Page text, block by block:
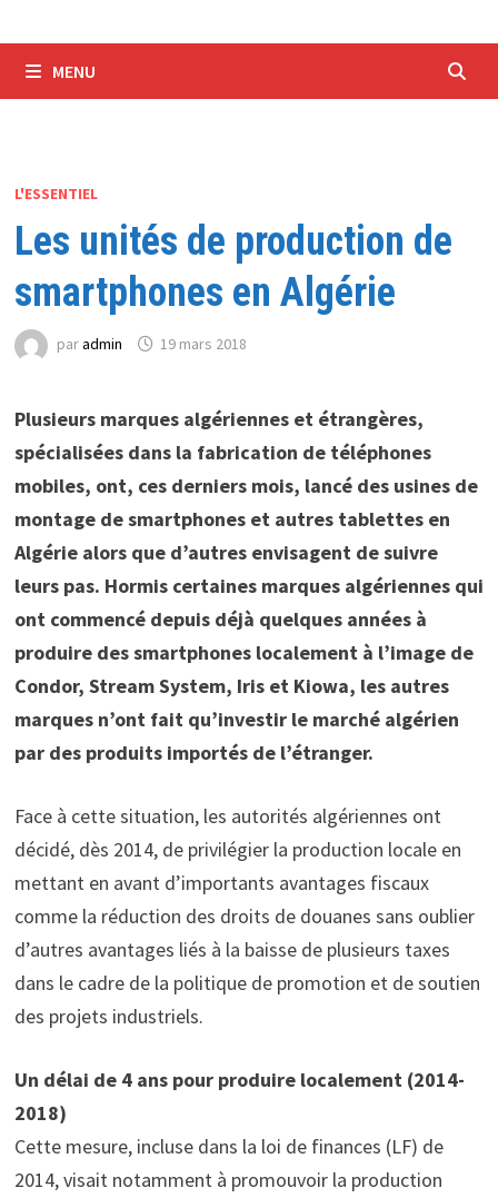
MENU
L'ESSENTIEL
Les unités de production de
smartphones en Algérie
paradmin 19 mars 2018
Plusieurs marques algériennes et étrangères,
spécialisées dans la fabrication de téléphones
mobiles, ont, ces derniers mois, lancé des usines de
montage de smartphones et autres tablettes en
Algérie alors que d’autres envisagent de suivre
leurs pas. Hormis certaines marques algériennes qui
ont commencé depuis déjà quelques années à
produire des smartphones localement à l’image de
Condor, Stream System, Iris et Kiowa, les autres
marques n’ont fait qu’investir le marché algérien
par des produits importés de l’étranger.
Face à cette situation, les autorités algériennes ont
décidé, dès 2014, de privilégier la production locale en
mettant en avant d’importants avantages fiscaux
comme la réduction des droits de douanes sans oublier
d’autres avantages liés à la baisse de plusieurs taxes
dans le cadre de la politique de promotion et de soutien
des projets industriels.
Un délai de 4 ans pour produire localement (2014-
2018)
Cette mesure, incluse dans la loi de finances (LF) de
2014, visait notamment à promouvoir la production